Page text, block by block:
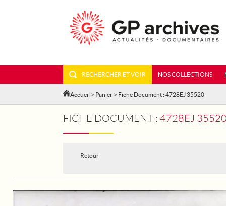
RECHERCHER ET VOIR NOS COLLECTIONS
Accueil > Panier > Fiche Document : 4728EJ 35520
FICHE DOCUMENT : 4728EJ 35520
Retour